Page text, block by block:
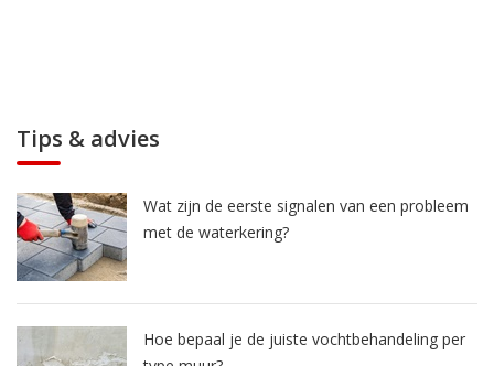
Tips & advies
Wat zijn de eerste signalen van een probleem
met de waterkering?
Hoe bepaal je de juiste vochtbehandeling per